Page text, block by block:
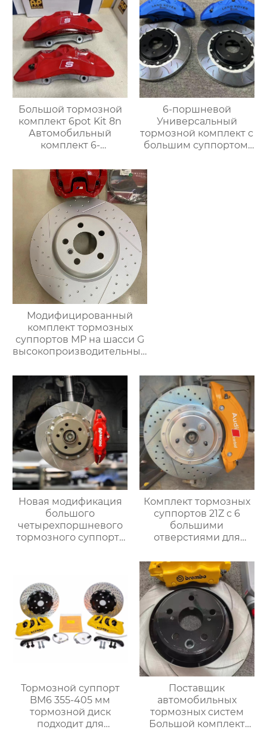
тормозным
суппортом для Toyota
audi Honda VW Infiniti
Большой тормозной
комплект 6pot Kit 8n
Автомобильный
комплект 6-
для Zeek 001 Toyota
Reiz GX400 Haval
F&LOVE F7 xD ARGO
6-поршневой
Универсальный
тормозной комплект с
большим суппортом,
Переднее колесо для
тормозной комплект
Модифицированный
комплект тормозных
суппортов MP на шасси G
высокопроизводительный
тормозов тормозной
суппорт для BMW серии
g38 g30 g12 g02
Новая модификация
большого
четырехпоршневого
тормозного суппорта
колесными дисками
Комплект тормозных
суппортов 21Z с 6
большими
отверстиями для
диаметром 380-390-
410 мм для колес
диаметром 19 дюймов
и выше Audi
Mercedes-benz BMW
Тормозной суппорт
BM6 355-405 мм
тормозной диск
подходит для
Поставщик
автомобильных
тормозных систем
Большой комплект